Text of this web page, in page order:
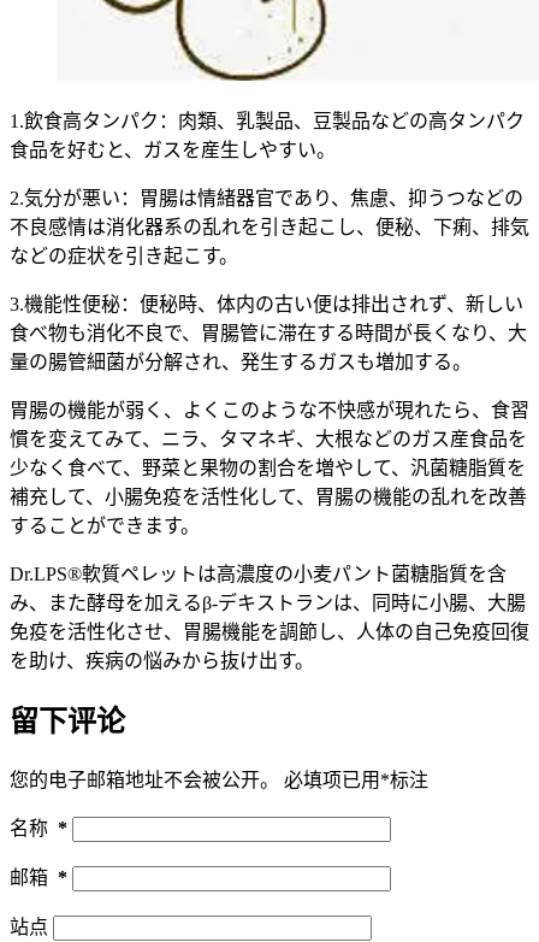
1.飲食高タンパク：肉類、乳製品、豆製品などの高タンパク
食品を好むと、ガスを産生しやすい。
2.気分が悪い：胃腸は情緒器官であり、焦慮、抑うつなどの
不良感情は消化器系の乱れを引き起こし、便秘、下痢、排気
などの症状を引き起こす。
3.機能性便秘：便秘時、体内の古い便は排出されず、新しい
食べ物も消化不良で、胃腸管に滞在する時間が長くなり、大
量の腸管細菌が分解され、発生するガスも増加する。
胃腸の機能が弱く、よくこのような不快感が現れたら、食習
慣を変えてみて、ニラ、タマネギ、大根などのガス産食品を
少なく食べて、野菜と果物の割合を増やして、汎菌糖脂質を
補充して、小腸免疫を活性化して、胃腸の機能の乱れを改善
することができます。
Dr.LPS®軟質ペレットは高濃度の小麦パント菌糖脂質を含
み、また酵母を加えるβ-デキストランは、同時に小腸、大腸
免疫を活性化させ、胃腸機能を調節し、人体の自己免疫回復
を助け、疾病の悩みから抜け出す。
留下评论
您的电子邮箱地址不会被公开。 必填项已用 *标注
名称 *
邮箱 *
站点